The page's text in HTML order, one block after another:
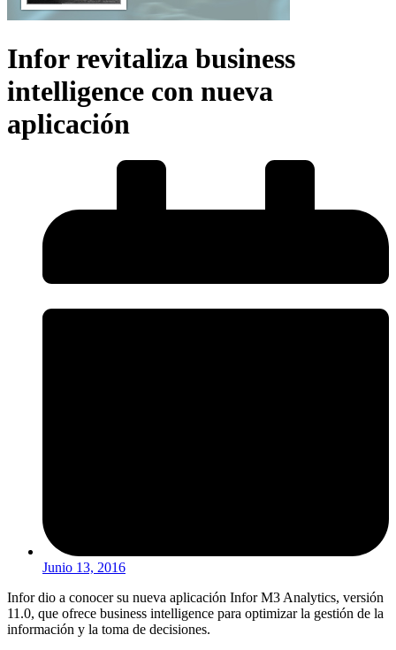
Infor revitaliza business
intelligence con nueva
aplicación
Junio 13, 2016
Infor dio a conocer su nueva aplicación Infor M3 Analytics, versión
11.0, que ofrece business intelligence para optimizar la gestión de la
información y la toma de decisiones.